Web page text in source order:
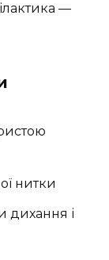
—
нитки
дихання і